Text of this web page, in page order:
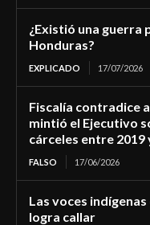
¿Existió una
Honduras?
EXPLICADO 17/07/2026
Fiscalía contradice
mintió el Ejecutivo
cárceles entre 2019
FALSO 17/06/2026
Las voces
logra callar